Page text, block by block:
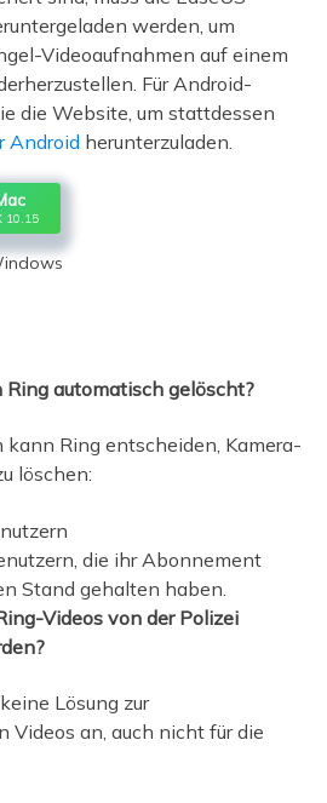
werden, um
Videoaufnahmen auf einem
Für Android-
die Website, um stattdessen
Android herunterzuladen.
10.15
Ring automatisch gelöscht?
kann Ring entscheiden, Kamera-
löschen:
die ihr Abonnement
Stand gehalten haben.
Videos von der Polizei
Lösung zur
Videos an, auch nicht für die